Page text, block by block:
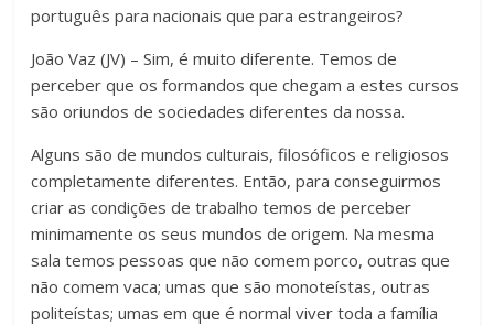
português para nacionais que para estrangeiros?
João Vaz (JV) – Sim, é muito diferente. Temos de
perceber que os formandos que chegam a estes cursos
são oriundos de sociedades diferentes da nossa.
Alguns são de mundos culturais, filosóficos e religiosos
completamente diferentes. Então, para conseguirmos
criar as condições de trabalho temos de perceber
minimamente os seus mundos de origem. Na mesma
sala temos pessoas que não comem porco, outras que
não comem vaca; umas que são monoteístas, outras
politeístas; umas em que é normal viver toda a família